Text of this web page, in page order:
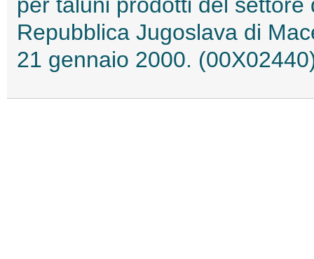
per taluni prodotti del
Repubblica Jugoslava di
21 gennaio 2000.